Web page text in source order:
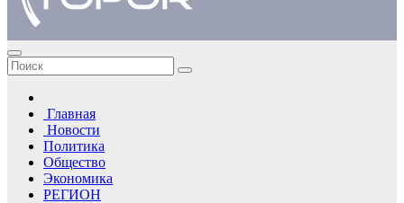
Главная
Новости
Политика
Общество
Экономика
РЕГИОН